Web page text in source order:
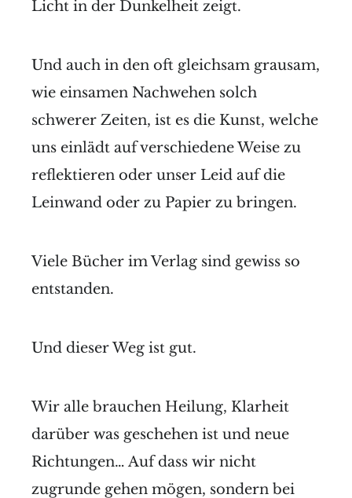
Licht in der Dunkelheit zeigt.
Und auch in den oft gleichsam grausam,
wie einsamen Nachwehen solch
schwerer Zeiten, ist es die Kunst, welche
uns einlädt auf verschiedene Weise zu
reflektieren oder unser Leid auf die
Leinwand oder zu Papier zu bringen.
Viele Bücher im Verlag sind gewiss so
entstanden.
Und dieser Weg ist gut.
Wir alle brauchen Heilung, Klarheit
darüber was geschehen ist und neue
Richtungen… Auf dass wir nicht
zugrunde gehen mögen, sondern bei